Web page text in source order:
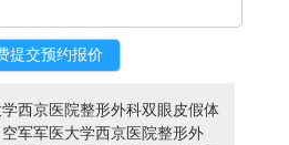
西京医院整形外科双眼皮假体
军军医大学西京医院整形外